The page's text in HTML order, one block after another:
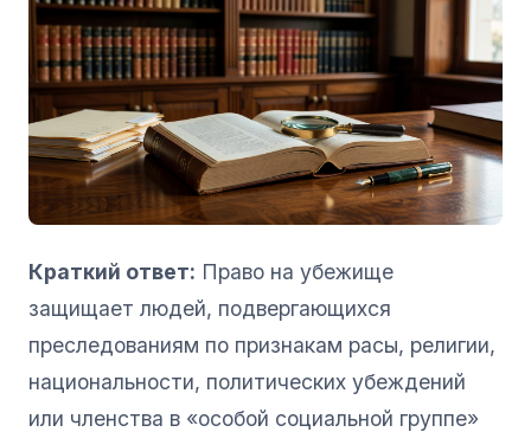
Краткий ответ: Право на убежище
защищает людей, подвергающихся
преследованиям по признакам расы, религии,
национальности, политических убеждений
или членства в «особой социальной группе»